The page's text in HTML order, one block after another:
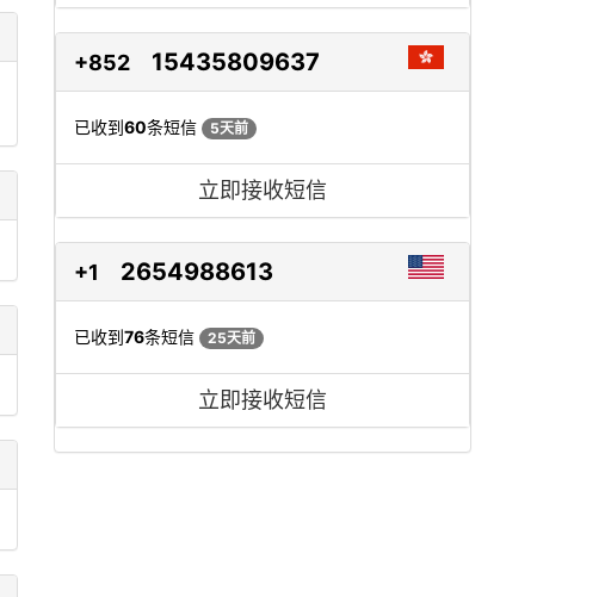
+852 15435809637
已收到60条短信 5天前
立即接收短信
+1 2654988613
已收到76条短信 25天前
立即接收短信